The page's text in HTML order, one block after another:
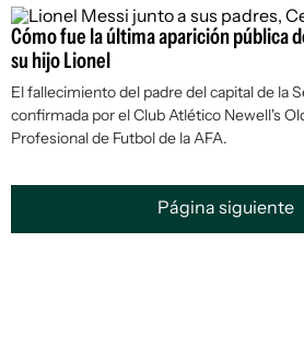
Cómo fue la última aparición pública
su hijo Lionel
El fallecimiento del padre del capital de la
confirmada por el Club Atlético Newell's
Profesional de Futbol de la AFA.
Página siguiente